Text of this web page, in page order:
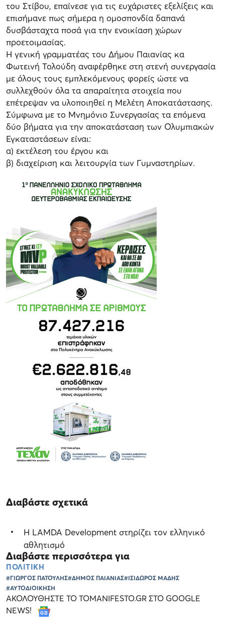
του Στίβου, επαίνεσε για τις ευχάριστες εξελίξεις και
επισήμανε πως σήμερα η ομοσπονδία δαπανά
δυσβάσταχτα ποσά για την ενοικίαση χώρων
προετοιμασίας.
Η γενική γραμματέας του Δήμου Παιανίας κα
Φωτεινή Τολούδη αναφέρθηκε στη στενή συνεργασία
με όλους τους εμπλεκόμενους φορείς ώστε να
συλλεχθούν όλα τα απαραίτητα στοιχεία που
επέτρεψαν να υλοποιηθεί η Μελέτη Αποκατάστασης.
Σύμφωνα με το Μνημόνιο Συνεργασίας τα επόμενα
δύο βήματα για την αποκατάσταση των Ολυμπιακών
Εγκαταστάσεων είναι:
α) εκτέλεση του έργου και
β) διαχείριση και λειτουργία των Γυμναστηρίων.
Διαβάστε σχετικά
Η LAMDA Development στηρίζει τον ελληνικό
αθλητισμό
Διαβάστε περισσότερα για
ΠΟΛΙΤΙΚΗ
#ΓΙΩΡΓΟΣ ΠΑΤΟΥΛΗΣ#ΔΗΜΟΣ ΠΑΙΑΝΙΑΣ#ΙΣΙΔΩΡΟΣ ΜΑΔΗΣ
#ΑΥΤΟΔΙΟΙΚΗΣΗ
ΑΚΟΛΟΥΘΗΣΤΕ ΤΟ TOMANIFESTO.GR ΣΤΟ GOOGLE
NEWS!